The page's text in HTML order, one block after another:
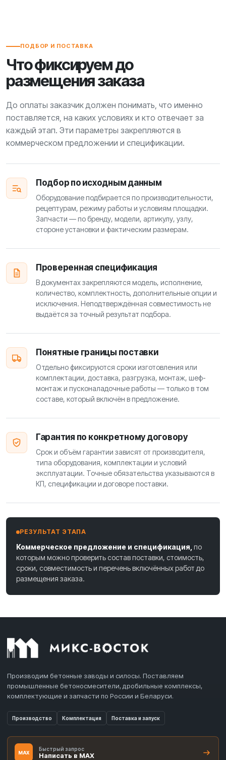
ПОДБОР И ПОСТАВКА
Что фиксируем до
размещения заказа
До оплаты заказчик должен понимать, что именно
поставляется, на каких условиях и кто отвечает за
каждый этап. Эти параметры закрепляются в
коммерческом предложении и спецификации.
Подбор по исходным данным
Оборудование подбирается по производительности,
рецептурам, режиму работы и условиям площадки.
Запчасти — по бренду, модели, артикулу, узлу,
стороне установки и фактическим размерам.
Проверенная спецификация
В документах закрепляются модель, исполнение,
количество, комплектность, дополнительные опции и
исключения. Неподтверждённая совместимость не
выдаётся за точный результат подбора.
Понятные границы поставки
Отдельно фиксируются сроки изготовления или
комплектации, доставка, разгрузка, монтаж, шеф-
монтаж и пусконаладочные работы — только в том
составе, который включён в предложение.
Гарантия по конкретному договору
Срок и объём гарантии зависят от производителя,
типа оборудования, комплектации и условий
эксплуатации. Точные обязательства указываются в
КП, спецификации и договоре поставки.
РЕЗУЛЬТАТ ЭТАПА
Коммерческое предложение и спецификация, по
которым можно проверить состав поставки, стоимость,
сроки, совместимость и перечень включённых работ до
размещения заказа.
Производим бетонные заводы и силосы. Поставляем
промышленные бетоносмесители, дробильные комплексы,
комплектующие и запчасти по России и Беларуси.
Производство Комплектация Поставка и запуск
MAX
Быстрый запрос
Написать в MAX